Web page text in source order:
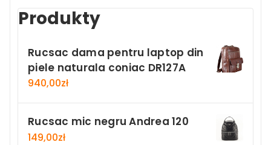
Produkty
Rucsac dama pentru laptop din
piele naturala coniac DR127A
940,00zł
Rucsac mic negru Andrea 120
149,00zł